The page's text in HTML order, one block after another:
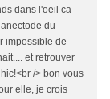
dans l'oeil ca
du
impossible de
et retrouver
/> bon vous
elle, je crois